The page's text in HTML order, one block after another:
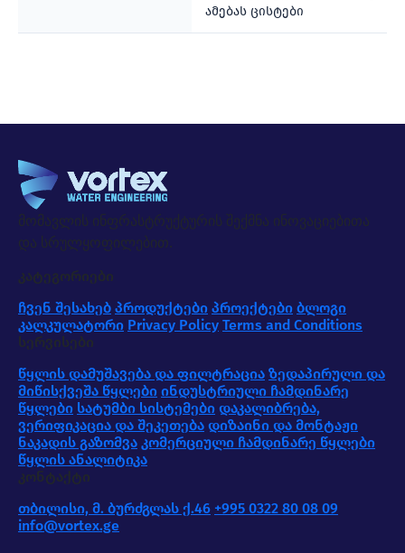
ამებას ცისტები
მომავლის ინფრასტრუქტურის შექმნა ინოვაციებითა
და სრულყოფილებით.
კატეგორიები
ჩვენ შესახებ პროდუქტები პროექტები ბლოგი
კალკულატორი Privacy Policy Terms and Conditions
სერვისები
წყლის დამუშავება და ფილტრაცია ზედაპირული და
მიწისქვეშა წყლები ინდუსტრიული ჩამდინარე
წყლები სატუმბი სისტემები დაკალიბრება,
ვერიფიკაცია და შეკეთება დიზაინი და მონტაჟი
ნაკადის გაზომვა კომერციული ჩამდინარე წყლები
წყლის ანალიტიკა
კონტაქტი
თბილისი, მ. ბურძგლას ქ.46 +995 0322 80 08 09
info@vortex.ge